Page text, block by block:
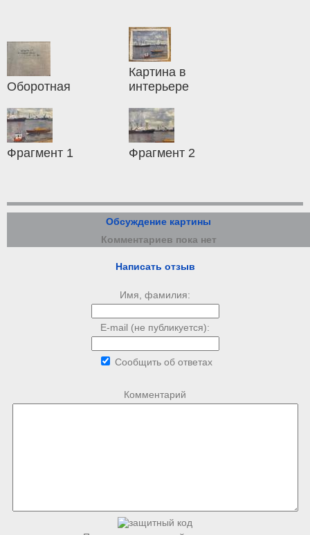
Оборотная
Картина в
интерьере
Фрагмент 1 Фрагмент 2
Обсуждение картины
Комментариев пока нет
Написать отзыв
Имя, фамилия:
E-mail (не публикуется):
Сообщить об ответах
Комментарий